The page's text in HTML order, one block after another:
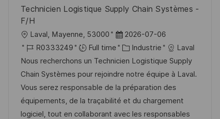
n c
g
u
o
s
Technicien Logistique Supply Chain Systèmes -
F/H
o
c
a
l
i
s
Laval, Mayenne, 53000
D
a
t
e
d
’
a
2026-07-06
R
é
f
é
r
e
R0333249 Full time
C
a
t
é
g
o
Industrie
Laval
Nous recherchons un Technicien Logistique Supply
Chain Systèmes pour rejoindre notre équipe à Laval.
Vous serez responsable de la préparation des
équipements, de la traçabilité et du chargement
logiciel, tout en collaborant avec les responsables